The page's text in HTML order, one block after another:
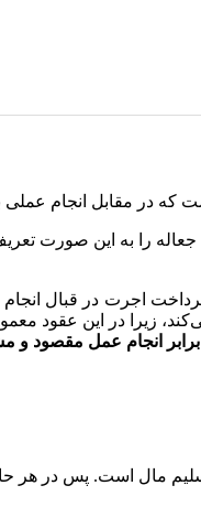
که در مقابل انجام
ماده 561 قانون مدنی،
پرداخت اجرت در قبال
زیرا در این عقود
برابر انجام عمل مقصود و
مال است. پس در هر